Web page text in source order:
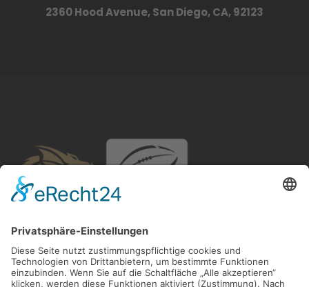
2360 Hood Avenue, San Diego, CA, 92123
American Football
Heegstrauchweg 3
35394 Gießen